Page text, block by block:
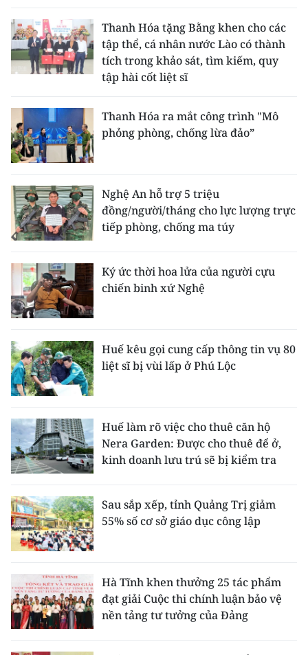
Thanh Hóa tặng Bằng khen cho các
tập thể, cá nhân nước Lào có thành
tích trong khảo sát, tìm kiếm, quy
tập hài cốt liệt sĩ
Thanh Hóa ra mắt công trình "Mô
phỏng phòng, chống lừa đảo”
Nghệ An hỗ trợ 5 triệu
đồng/người/tháng cho lực lượng trực
tiếp phòng, chống ma túy
Ký ức thời hoa lửa của người cựu
chiến binh xứ Nghệ
Huế kêu gọi cung cấp thông tin vụ 80
liệt sĩ bị vùi lấp ở Phú Lộc
Huế làm rõ việc cho thuê căn hộ
Nera Garden: Được cho thuê để ở,
kinh doanh lưu trú sẽ bị kiểm tra
Sau sắp xếp, tỉnh Quảng Trị giảm
55% số cơ sở giáo dục công lập
Hà Tĩnh khen thưởng 25 tác phẩm
đạt giải Cuộc thi chính luận bảo vệ
nền tảng tư tưởng của Đảng